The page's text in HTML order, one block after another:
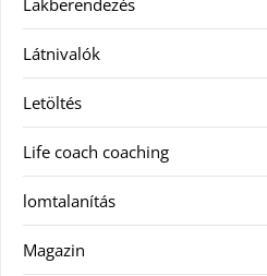
Lakberendezés
Látnivalók
Letöltés
Life coach coaching
lomtalanítás
Magazin